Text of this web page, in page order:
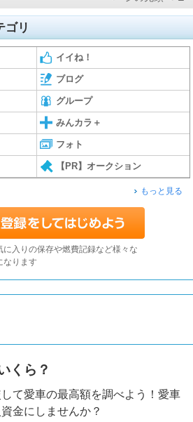
ゴリ
イイね！
ブログ
グループ
みんカラ＋
フォト
【PR】オークション
もっと見る
に入りの保存や燃費記録など様々な
なります
くら？
て愛車の最高額を調べよう！愛車
金にしませんか？